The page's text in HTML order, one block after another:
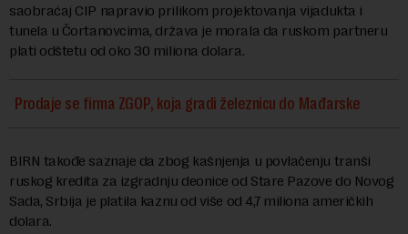
saobraćaj CIP napravio prilikom projektovanja vijadukta i
tunela u Čortanovcima, država je morala da ruskom partneru
plati odštetu od oko 30 miliona dolara.
Prodaje se firma ZGOP, koja gradi železnicu do Mađarske
BIRN takođe saznaje da zbog kašnjenja u povlačenju tranši
ruskog kredita za izgradnju deonice od Stare Pazove do Novog
Sada, Srbija je platila kaznu od više od 4,7 miliona američkih
dolara.